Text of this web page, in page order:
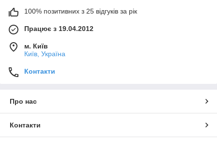
100% позитивних з 25 відгуків за рік
Працює з 19.04.2012
м. Київ
Київ, Україна
Контакти
Про нас
Контакти